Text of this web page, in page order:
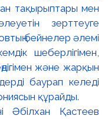
Әбілхан Қастеев